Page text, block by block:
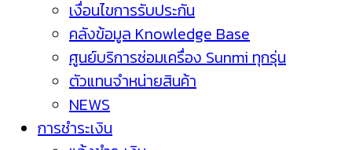
เงื่อนไขการรับประกัน
คลังข้อมูล Knowledge Base
ศูนย์บริการซ่อมเครื่อง Sunmi ทุกรุ่น
ตัวแทนจำหน่ายสินค้า
NEWS
การชำระเงิน